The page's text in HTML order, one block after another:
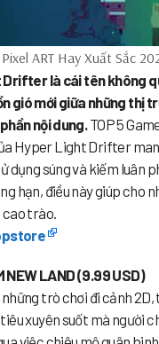
ART Hay Xuất Sắc
là cái tên không
gió mới giữa những thị
nội dung. TOP 5
Hyper Light Drifter
dụng súng và kiếm luân
hạn, điều này giúp cho
trào.
NEW LAND (9.99 USD)
trò chơi đi cảnh
xuyên suốt mà người